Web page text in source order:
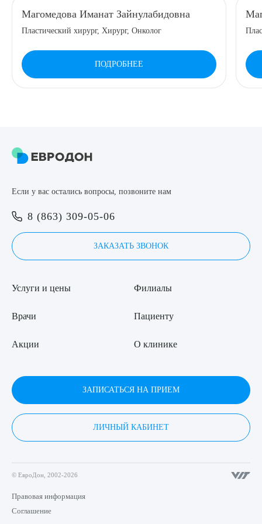
8 (863) 309-05-06
ЗАКАЗАТЬ ЗВОНОК
ЗАПИСЬ ОНЛАЙН
Магомедова Иманат Зайнулабидовна
Пластический хирург, Хирург, Онколог
ПОДРОБНЕЕ
Если у вас остались вопросы, позвоните нам
8 (863) 309-05-06
ЗАКАЗАТЬ ЗВОНОК
Услуги и цены
Врачи
Акции
Филиалы
Пациенту
О клинике
ЗАПИСАТЬСЯ НА ПРИЕМ
ЛИЧНЫЙ КАБИНЕТ
© ЕвроДон, 2002-2026
Правовая информация
Соглашение
ОТПРАВИТЬ
Я даю согласие на